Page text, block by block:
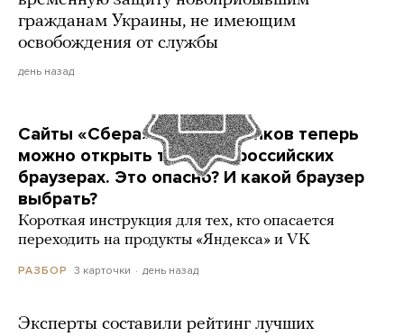
гражданам Украины, не имеющим
освобождения от службы
день назад
Сайты «Сбера» и других банков теперь
можно открыть только в российских
браузерах. Это опасно? И какой браузер
выбрать?
Короткая инструкция для тех, кто опасается
переходить на продукты «Яндекса» и VK
РАЗБОР 3 карточки день назад
Эксперты составили рейтинг лучших